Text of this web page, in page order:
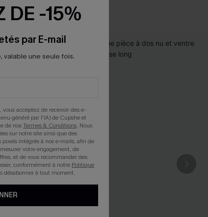
DE -15%
par E-mail
valable une seule fois.
vous acceptez de recevoir des e-
généré par l'IA) de Cupshe et
de nosTermes & Conditions. Nous
sur notre site ainsi que des
pixels intégrés à nos e-mails, afin de
votre engagement, de
et de vous recommander des
conformément à notre Politique
désabonner à tout moment.